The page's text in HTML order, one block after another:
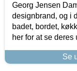
Georg Jensen
designbrand, og i
badet, bordet,
her for at se deres
Se